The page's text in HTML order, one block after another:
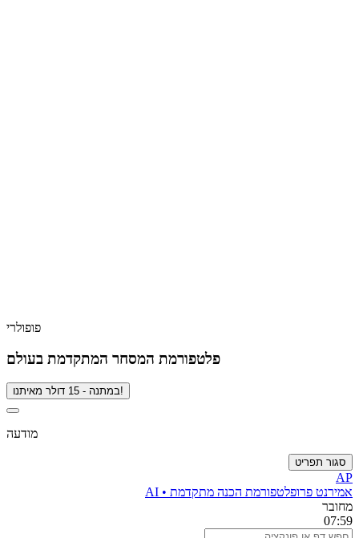
פופולרי
פלטפורמת המסחר המתקדמת בעולם
במתנה - 15 דולר מאיתנו!
מודעה
סגור תפריט
AP
אמירנט פרופלטפורמת הכנה מתקדמת • AI
מחובר
07:59